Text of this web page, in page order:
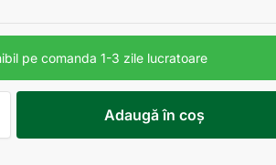
pe comanda 1-3 zile lucratoare
Adaugă în coș